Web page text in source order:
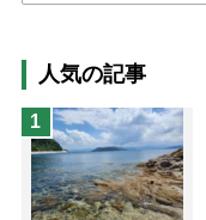
高木ブー
ケアマ
猫が母になつきま
息子の遠距離介護
兄がボケました
人気の記事
1